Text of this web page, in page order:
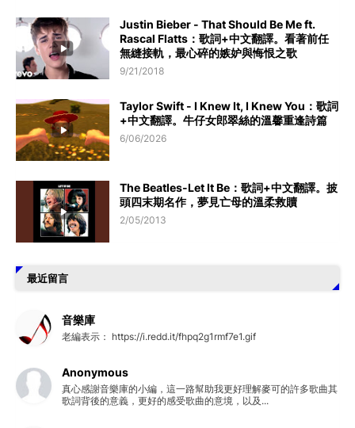
Justin Bieber - That Should Be Me ft.
Rascal Flatts：歌詞+中文翻譯。看著前任
無縫接軌，最心碎的嫉妒與悔恨之歌
9/21/2018
Taylor Swift - I Knew It, I Knew You：歌詞
+中文翻譯。牛仔女郎翠絲的溫馨重逢詩篇
6/06/2026
The Beatles-Let It Be：歌詞+中文翻譯。披
頭四末期名作，夢見亡母的溫柔救贖
2/05/2013
最近留言
音樂庫
老編表示： https://i.redd.it/fhpq2g1rmf7e1.gif
Anonymous
真心感謝音樂庫的小編，這一路幫助我更好理解麥可的許多歌曲其
歌詞背後的意義，更好的感受歌曲的意境，以及...